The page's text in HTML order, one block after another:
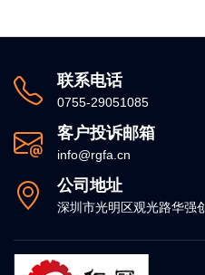
联系电话
0755-29051085
客户投诉邮箱
info@rgfa.cn
公司地址
深圳市光明区观光路华强